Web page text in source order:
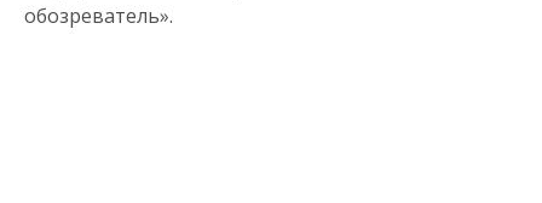
обозреватель».